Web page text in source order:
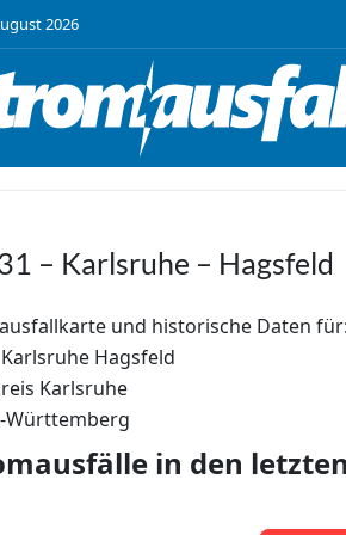
2026
– Karlsruhe – Hagsfeld
und historische Daten
Hagsfeld
Karlsruhe
Württemberg
in den